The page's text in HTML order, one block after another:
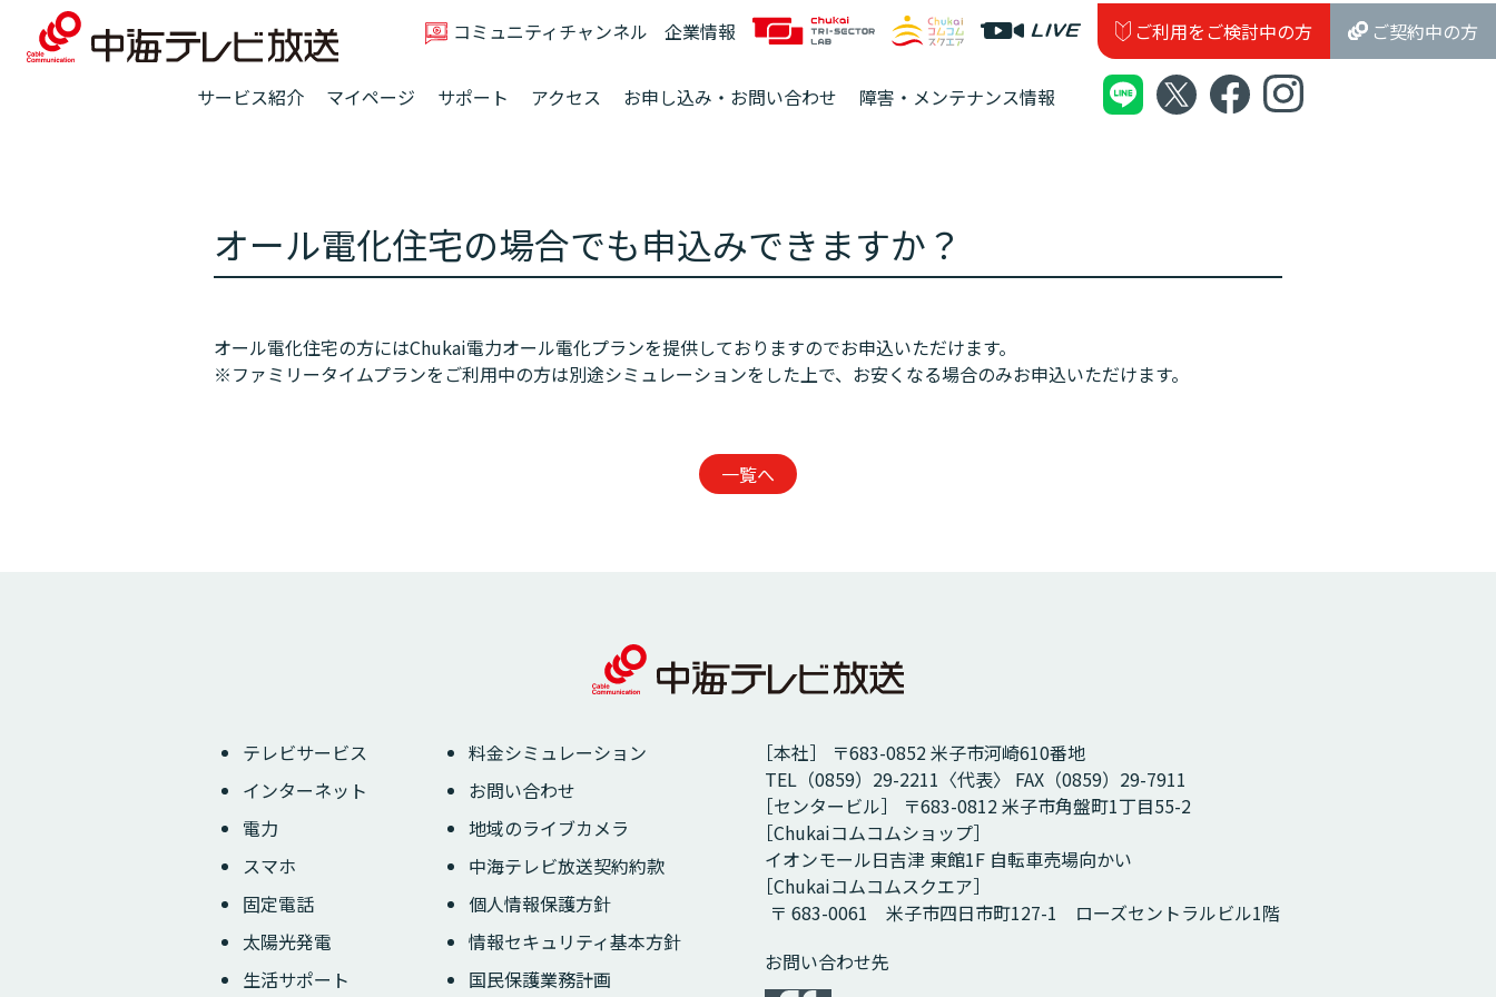
コミュニティチャンネル 企業情報 ご利用をご検討中の方 ご契約中の方
サービス紹介 マイページ サポート アクセス お申し込み・お問い合わせ 障害・メンテナンス情報
オール電化住宅の場合でも申込みできますか？
オール電化住宅の方にはChukai電力オール電化プランを提供しておりますのでお申込いただけます。
※ファミリータイムプランをご利用中の方は別途シミュレーションをした上で、お安くなる場合のみお申込いただけます。
一覧へ
テレビサービス
インターネット
電力
スマホ
固定電話
太陽光発電
生活サポート
料金シミュレーション
お問い合わせ
地域のライブカメラ
中海テレビ放送契約約款
個人情報保護方針
情報セキュリティ基本方針
国民保護業務計画
［本社］ 〒683-0852 米子市河崎610番地
TEL（0859）29-2211〈代表〉 FAX（0859）29-7911
［センタービル］ 〒683-0812 米子市角盤町1丁目55-2
［Chukaiコムコムショップ］
イオンモール日吉津 東館1F 自転車売場向かい
［Chukaiコムコムスクエア］
〒 683-0061 米子市四日市町127-1 ローズセントラルビル1階
お問い合わせ先